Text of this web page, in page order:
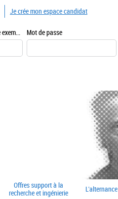
Identifiant (email, de type exemple@exemple.fr) Mot de passe
Je crée mon espace candidat
Offres support à la
recherche et ingénierie
L'alternance